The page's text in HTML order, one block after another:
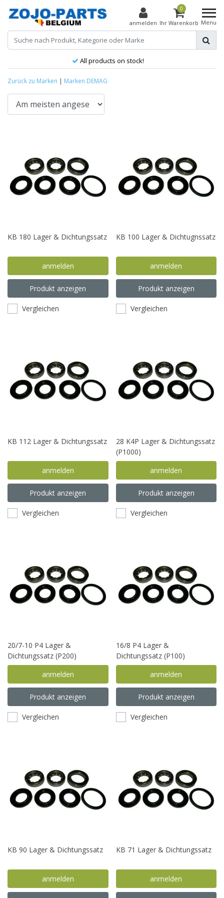
anmelden
0
Ihr Warenkorb Menu
All products on stock!
Zurück zu Marken | Marken DEMAG
KB 180 Lager & Dichtungssatz
anmelden
Produkt anzeigen
Vergleichen
KB 100 Lager & Dichtugnssatz
anmelden
Produkt anzeigen
Vergleichen
KB 112 Lager & Dichtungssatz
anmelden
Produkt anzeigen
Vergleichen
28 K4P Lager & Dichtungssatz
(P1000)
anmelden
Produkt anzeigen
Vergleichen
20/7-10 P4 Lager &
Dichtungssatz (P200)
anmelden
Produkt anzeigen
Vergleichen
16/8 P4 Lager &
Dichtungssatz (P100)
anmelden
Produkt anzeigen
Vergleichen
KB 90 Lager & Dichtungssatz
anmelden
KB 71 Lager & Dichtungssatz
anmelden